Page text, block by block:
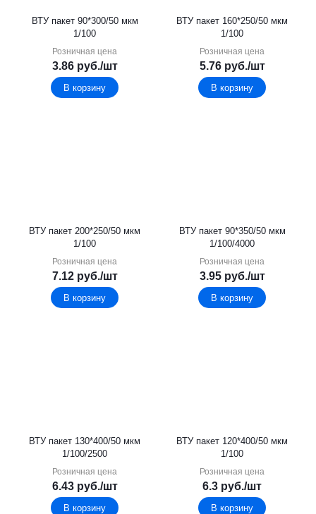
ВТУ пакет 90*300/50 мкм
1/100
Розничная цена
3.86руб./шт
В корзину
ВТУ пакет 160*250/50 мкм
1/100
Розничная цена
5.76руб./шт
В корзину
ВТУ пакет 200*250/50 мкм
1/100
Розничная цена
7.12руб./шт
В корзину
ВТУ пакет 90*350/50 мкм
1/100/4000
Розничная цена
3.95руб./шт
В корзину
ВТУ пакет 130*400/50 мкм
1/100/2500
Розничная цена
6.43руб./шт
В корзину
ВТУ пакет 120*400/50 мкм
1/100
Розничная цена
6.3 руб./шт
В корзину